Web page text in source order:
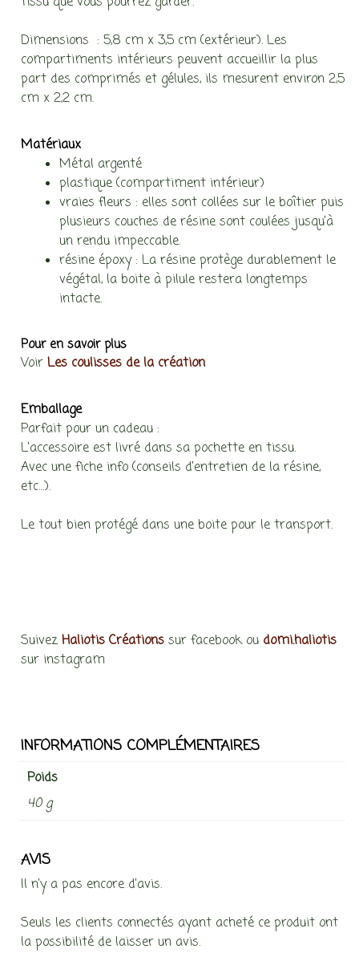
Dimensions : 5,8 cm x 3,5 cm (extérieur). Les
compartiments intérieurs peuvent accueillir la plus
part des comprimés et gélules, ils mesurent environ 2,5
cm x 2,2 cm.
Matériaux
Métal argenté
plastique (compartiment intérieur)
vraies fleurs : elles sont collées sur le boîtier puis
plusieurs couches de résine sont coulées jusqu’à
un rendu impeccable.
résine époxy : La résine protège durablement le
végétal, la boite à pilule restera longtemps
intacte.
Pour en savoir plus
VoirLes coulisses de la création
Emballage
Parfait pour un cadeau :
L’accessoire est livré dans sa pochette en tissu.
Avec une fiche info (conseils d’entretien de la résine,
etc…).
Le tout bien protégé dans une boite pour le transport.
SuivezHaliotis Créations sur facebook ou domi.haliotis
sur instagram
INFORMATIONS COMPLÉMENTAIRES
Poids
40 g
AVIS
Il n’y a pas encore d’avis.
Seuls les clients connectés ayant acheté ce produit ont
la possibilité de laisser un avis.